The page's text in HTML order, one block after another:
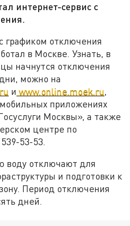
интернет-сервис с
графиком отключения
в Москве. Узнать, в
начнутся отключения
можно на
и www.online.moek.ru,
приложениях
Москвы», а также
центре по
53-53.
воду отключают для
и подготовки к
Период отключения
дней.